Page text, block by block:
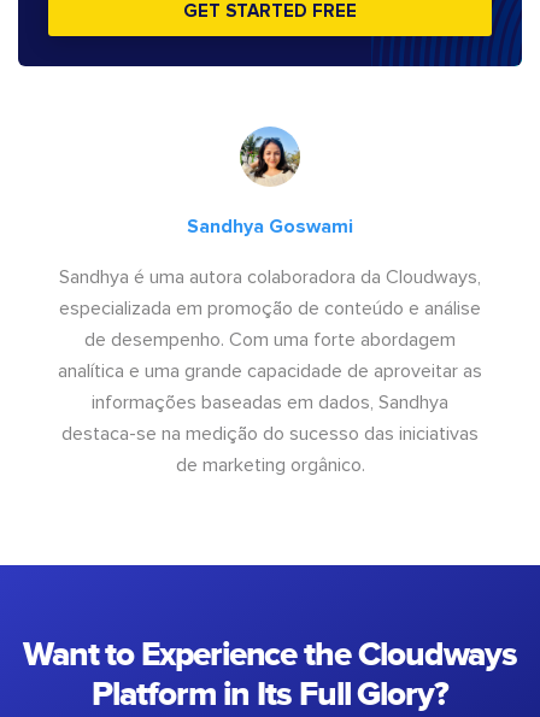
GET STARTED FREE
Sandhya Goswami
Sandhya é uma autora colaboradora da Cloudways,
especializada em promoção de conteúdo e análise
de desempenho. Com uma forte abordagem
analítica e uma grande capacidade de aproveitar as
informações baseadas em dados, Sandhya
destaca-se na medição do sucesso das iniciativas
de marketing orgânico.
Want to Experience the Cloudways
Platform in Its Full Glory?